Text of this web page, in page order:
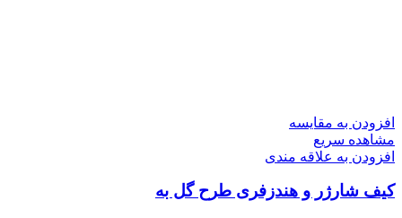
افزودن به مقایسه
مشاهده سریع
افزودن به علاقه مندی
کیف شارژر و هندزفری طرح گل به